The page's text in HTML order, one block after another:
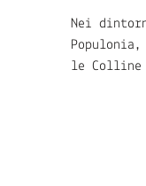
Nei
le Colline